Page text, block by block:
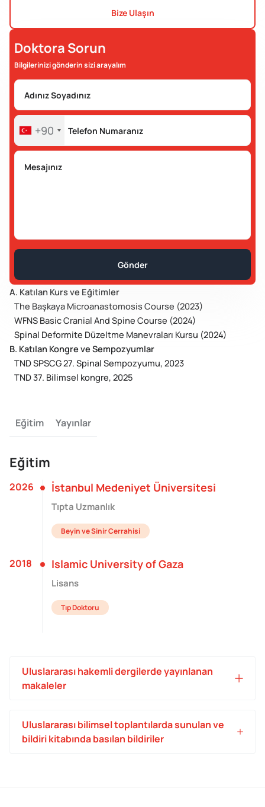
A. Katılan Kurs ve Eğitimler
The Başkaya Microanastomosis Course (2023)
WFNS Basic Cranial And Spine Course (2024)
Spinal Deformite Düzeltme Manevraları Kursu (2024)
B. Katılan Kongre ve Sempozyumlar
TND SPSCG 27. Spinal Sempozyumu, 2023
TND 37. Bilimsel kongre, 2025
Eğitim Yayınlar
Eğitim
2026 İstanbul Medeniyet Üniversitesi
Tıpta Uzmanlık
Beyin ve Sinir Cerrahisi
2018 Islamic University of Gaza
Lisans
Tıp Doktoru
Uluslararası hakemli dergilerde yayınlanan
makaleler
Uluslararası bilimsel toplantılarda sunulan ve
bildiri kitabında basılan bildiriler
Bize Ulaşın
Doktora Sorun
Bilgilerinizi gönderin sizi arayalım
+90
Gönder